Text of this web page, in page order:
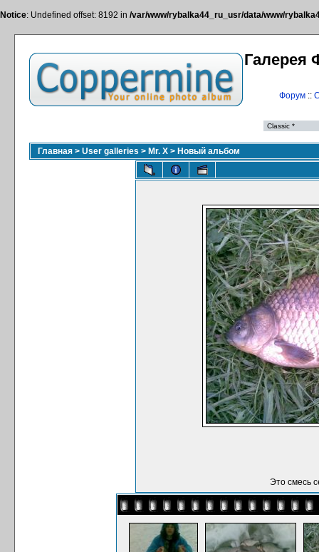
Notice: Undefined offset: 8192 in /var/www/rybalka44_ru_usr/data/www/
Галерея
Форум::
Главная > User galleries > Mr. X > Новый альбом
Это смесь